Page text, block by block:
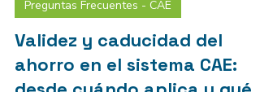
12 jun 2 min de lectura
Preguntas Frecuentes - CAE